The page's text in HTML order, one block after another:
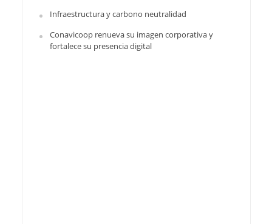
Infraestructura y carbono neutralidad
Conavicoop renueva su imagen corporativa y
fortalece su presencia digital